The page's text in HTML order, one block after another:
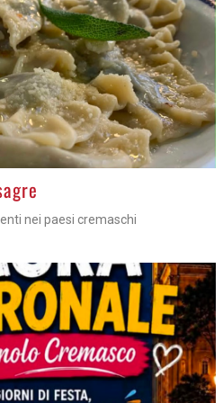
nei paesi cremaschi